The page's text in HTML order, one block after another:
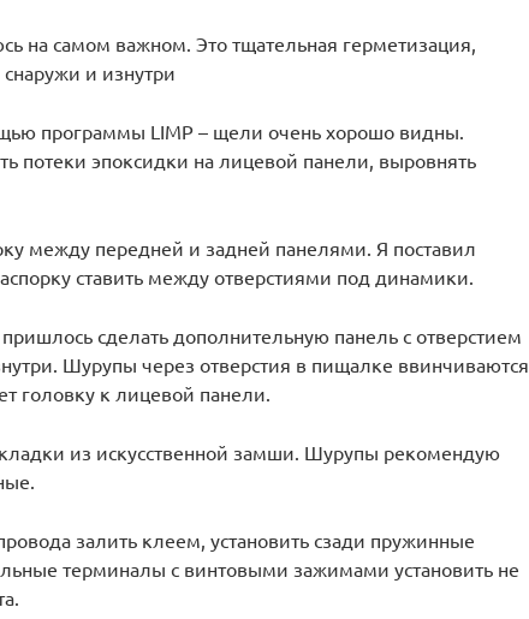
на самом важном. Это тщательная герметизация,
и изнутри
программы LIMP – щели очень хорошо видны.
потеки эпоксидки на лицевой панели, выровнять
между передней и задней панелями. Я поставил
ставить между отверстиями под динамики.
сделать дополнительную панель с отверстием
Шурупы через отверстия в пищалке ввинчиваются
головку к лицевой панели.
из искусственной замши. Шурупы рекомендую
залить клеем, установить сзади пружинные
терминалы с винтовыми зажимами установить не